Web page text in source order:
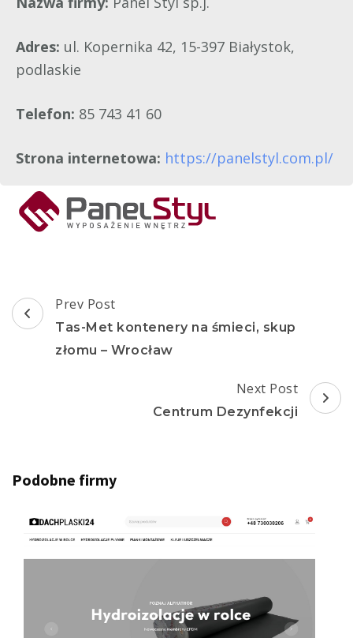
Adres: ul. Kopernika 42, 15-397 Białystok,
podlaskie
Telefon: 85 743 41 60
Strona internetowa: https://panelstyl.com.pl/
Post
Navigation
Prev Post
Tas-Met kontenery na śmieci, skup
złomu – Wrocław
Next Post
Centrum Dezynfekcji
Podobne firmy